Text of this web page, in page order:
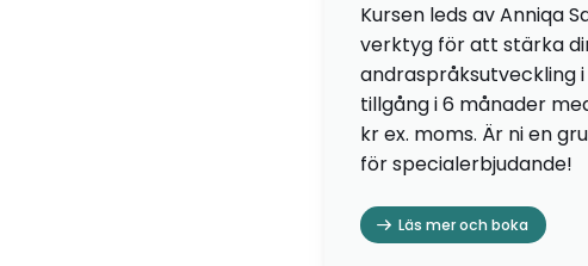
Kursen leds av Anniqa
verktyg för att stärka
andraspråksutveckling
tillgång i 6 månader
kr ex. moms. Är ni en
för specialerbjudande!
Läs mer och boka